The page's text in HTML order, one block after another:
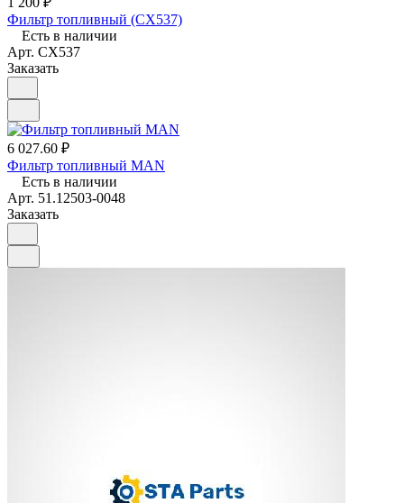
Фильтр топливный (CX537)
Есть в наличии
Арт. CX537
Заказать
6 027.60 ₽
Фильтр топливный MAN
Есть в наличии
Арт. 51.12503-0048
Заказать